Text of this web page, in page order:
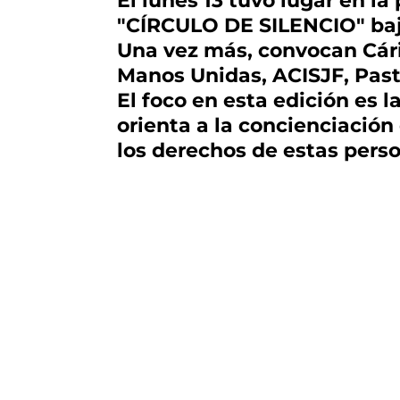
"CÍRCULO DE SILENCIO"
Una vez más, convocan
Manos Unidas, ACISJF,
El foco en esta edición es
orienta a la
los derechos de estas